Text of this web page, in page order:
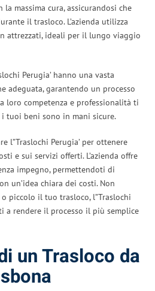
massima cura, assicurandosi che
il trasloco. L’azienda utilizza
attrezzati, ideali per il lungo viaggio
Perugia’ hanno una vasta
adeguata, garantendo un processo
loro competenza e professionalità ti
tuoi beni sono in mani sicure.
l”Traslochi Perugia’ per ottenere
e sui servizi offerti. L’azienda offre
impegno, permettendoti di
un’idea chiara dei costi. Non
piccolo il tuo trasloco, l”Traslochi
a rendere il processo il più semplice
un Trasloco da